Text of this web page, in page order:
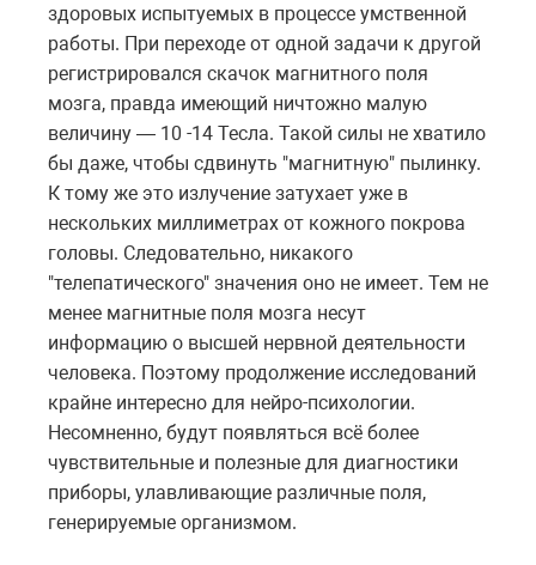
здоровых испытуемых в процессе умственной
работы. При переходе от одной задачи к другой
регистрировался скачок магнитного поля
мозга, правда имеющий ничтожно малую
величину — 10 -14 Тесла. Такой силы не хватило
бы даже, чтобы сдвинуть "магнитную" пылинку.
К тому же это излучение затухает уже в
нескольких миллиметрах от кожного покрова
головы. Следовательно, никакого
"телепатического" значения оно не имеет. Тем не
менее магнитные поля мозга несут
информацию о высшей нервной деятельности
человека. Поэтому продолжение исследований
крайне интересно для нейро-психологии.
Несомненно, будут появляться всё более
чувствительные и полезные для диагностики
приборы, улавливающие различные поля,
генерируемые организмом.